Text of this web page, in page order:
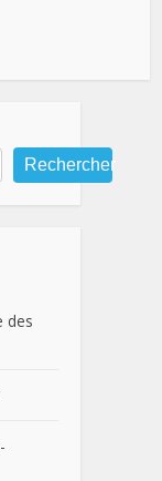
Rechercher
des